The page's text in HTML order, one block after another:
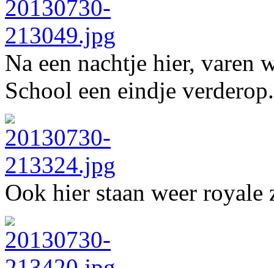
Na een nachtje hier, varen
School een eindje
Ook hier staan weer royale